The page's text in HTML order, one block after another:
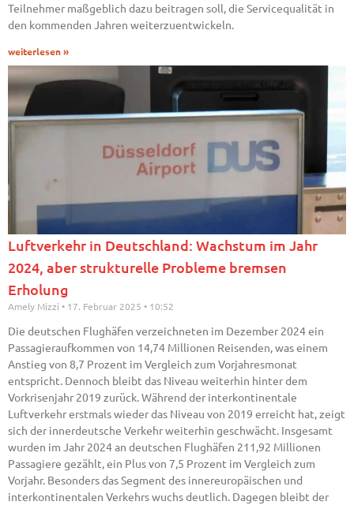
Teilnehmer maßgeblich dazu beitragen soll, die Servicequalität in
den kommenden Jahren weiterzuentwickeln.
weiterlesen »
Luftverkehr in Deutschland: Wachstum im Jahr
2024, aber strukturelle Probleme bremsen
Erholung
Amely Mizzi 17. Februar 2025 10:52
Die deutschen Flughäfen verzeichneten im Dezember 2024 ein
Passagieraufkommen von 14,74 Millionen Reisenden, was einem
Anstieg von 8,7 Prozent im Vergleich zum Vorjahresmonat
entspricht. Dennoch bleibt das Niveau weiterhin hinter dem
Vorkrisenjahr 2019 zurück. Während der interkontinentale
Luftverkehr erstmals wieder das Niveau von 2019 erreicht hat, zeigt
sich der innerdeutsche Verkehr weiterhin geschwächt. Insgesamt
wurden im Jahr 2024 an deutschen Flughäfen 211,92 Millionen
Passagiere gezählt, ein Plus von 7,5 Prozent im Vergleich zum
Vorjahr. Besonders das Segment des innereuropäischen und
interkontinentalen Verkehrs wuchs deutlich. Dagegen bleibt der